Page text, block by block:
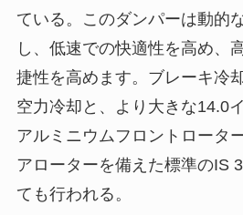
ている。このダンパーは動的
し、低速での快適性を高め、
捷性を高めます。ブレーキ冷
空力冷却と、より大きな14.0
アルミニウムフロントロータ
アローターを備えた標準のIS
ても行われる。